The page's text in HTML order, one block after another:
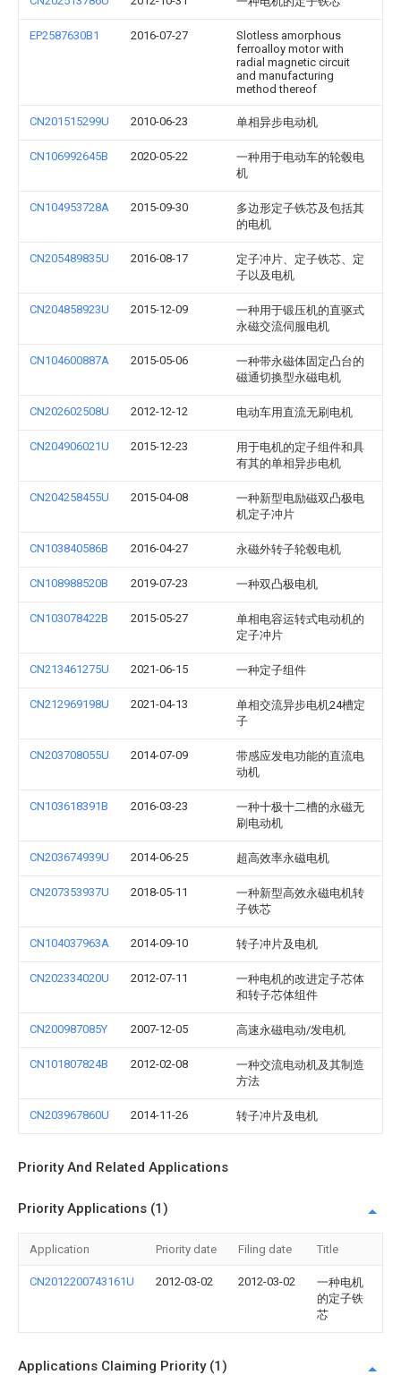
EP2587630B1 2016-07-27
Slotless amorphous
ferroalloy motor with
radial magnetic circuit
and manufacturing
method thereof
CN201515299U 2010-06-23 单相异步电动机
CN106992645B 2020-05-22
一种用于电动车的轮毂电
机
CN104953728A 2015-09-30
多边形定子铁芯及包括其
的电机
CN205489835U 2016-08-17
定子冲片、定子铁芯、定
子以及电机
CN204858923U 2015-12-09
一种用于锻压机的直驱式
永磁交流伺服电机
CN104600887A 2015-05-06
一种带永磁体固定凸台的
磁通切换型永磁电机
CN202602508U 2012-12-12 电动车用直流无刷电机
CN204906021U 2015-12-23
用于电机的定子组件和具
有其的单相异步电机
CN204258455U 2015-04-08
一种新型电励磁双凸极电
机定子冲片
CN103840586B 2016-04-27 永磁外转子轮毂电机
CN108988520B 2019-07-23 一种双凸极电机
CN103078422B 2015-05-27
单相电容运转式电动机的
定子冲片
CN213461275U 2021-06-15 一种定子组件
CN212969198U 2021-04-13
单相交流异步电机24槽定
子
CN203708055U 2014-07-09
带感应发电功能的直流电
动机
CN103618391B 2016-03-23
一种十极十二槽的永磁无
刷电动机
CN203674939U 2014-06-25 超高效率永磁电机
CN207353937U 2018-05-11
一种新型高效永磁电机转
子铁芯
CN104037963A 2014-09-10 转子冲片及电机
CN202334020U 2012-07-11
一种电机的改进定子芯体
和转子芯体组件
CN200987085Y 2007-12-05 高速永磁电动/发电机
CN101807824B 2012-02-08
一种交流电动机及其制造
方法
CN203967860U 2014-11-26 转子冲片及电机
Priority And Related Applications
Priority Applications (1)
Application Priority date Filing date Title
CN2012200743161U 2012-03-02 2012-03-02
一种电机
的定子铁
芯
Applications Claiming Priority (1)